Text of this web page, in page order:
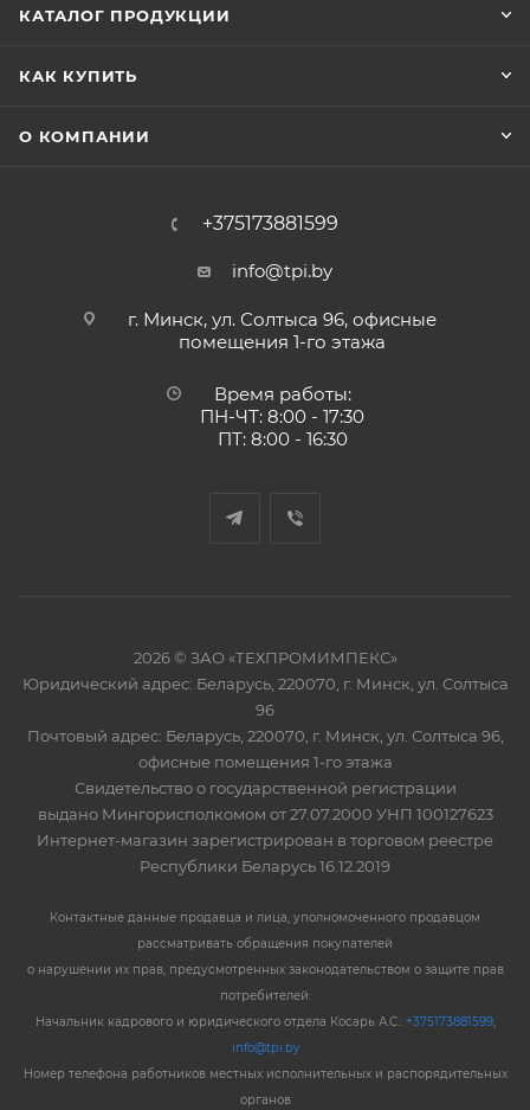
КАТАЛОГ ПРОДУКЦИИ
КАК КУПИТЬ
О КОМПАНИИ
+375173881599
info@tpi.by
г. Минск, ул. Солтыса 96, офисные
помещения 1-го этажа
Время работы:
ПН-ЧТ: 8:00 - 17:30
ПТ: 8:00 - 16:30
2026 © ЗАО «ТЕХПРОМИМПЕКС»
Юридический адрес: Беларусь, 220070, г. Минск, ул. Солтыса
96
Почтовый адрес: Беларусь, 220070, г. Минск, ул. Солтыса 96,
офисные помещения 1-го этажа
Свидетельство о государственной регистрации
выдано Мингорисполкомом от 27.07.2000 УНП 100127623
Интернет-магазин зарегистрирован в торговом реестре
Республики Беларусь 16.12.2019
Контактные данные продавца и лица, уполномоченного продавцом
рассматривать обращения покупателей
о нарушении их прав, предусмотренных законодательством о защите прав
потребителей:
Начальник кадрового и юридического отдела Косарь А.С.: +375173881599,
info@tpi.by
Номер телефона работников местных исполнительных и распорядительных
органов